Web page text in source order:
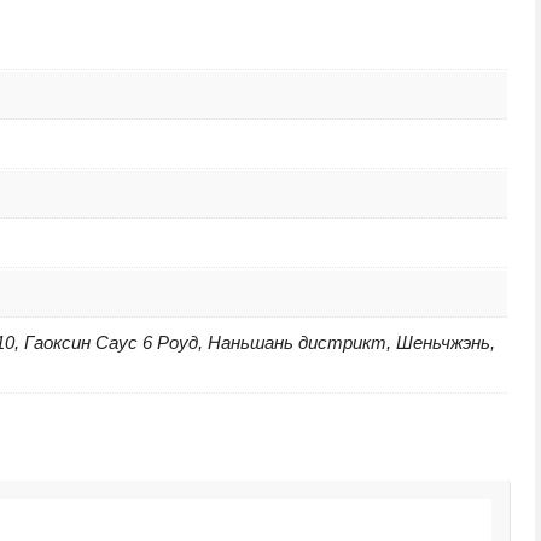
Гаоксин Саус 6 Роуд, Наньшань дистрикт, Шеньчжэнь,